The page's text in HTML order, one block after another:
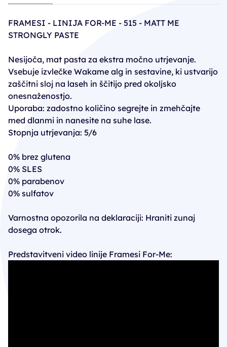
15,70€
FRAMESI - LINIJA FOR-ME - 515 - MATT ME
STRONGLY PASTE
Nesijoča, mat pasta za ekstra močno utrjevanje.
Vsebuje izvlečke Wakame alg in sestavine, ki ustvarijo
zaščitni sloj na laseh in ščitijo pred okoljsko
onesnaženostjo.
Uporaba: zadostno količino segrejte in zmehčajte
med dlanmi in nanesite na suhe lase.
Stopnja utrjevanja: 5/6
0% brez glutena
0% SLES
0% parabenov
0% sulfatov
Varnostna opozorila na deklaraciji: Hraniti zunaj
dosega otrok.
Predstavitveni video linije Framesi For-Me: